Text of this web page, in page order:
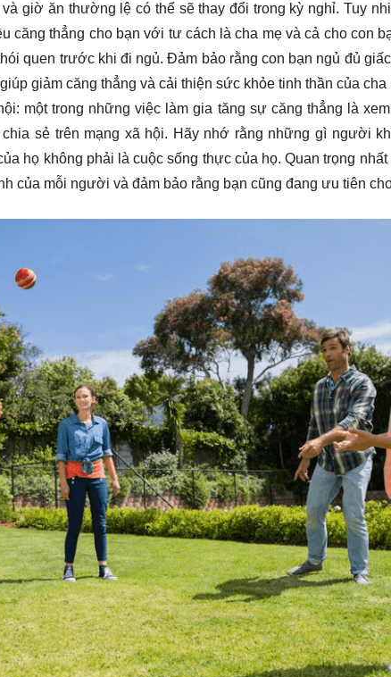
giờ ăn thường lệ có thể sẽ thay đổi trong kỳ nghỉ. Tuy
căng thẳng cho bạn với tư cách là cha mẹ và cả cho con
quen trước khi đi ngủ. Đảm bảo rằng con bạn ngủ đủ
giảm căng thẳng và cải thiện sức khỏe tinh thần của cha
một trong những việc làm gia tăng sự căng thẳng là
sẻ trên mạng xã hội. Hãy nhớ rằng những gì người
họ không phải là cuộc sống thực của họ. Quan trọng
của mỗi người và đảm bảo rằng bạn cũng đang ưu tiên